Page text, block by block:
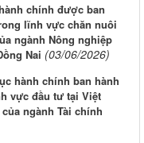
chính được ban
lĩnh vực chăn nuôi
ngành Nông nghiệp
Nai (03/06/2026)
hành chính ban hành
vực đầu tư tại Việt
ngành Tài chính